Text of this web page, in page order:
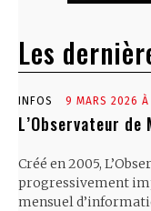
Les
INFOS 9 MARS 2026 À
L’Observateur de
Créé en 2005,
progressivement
mensuel